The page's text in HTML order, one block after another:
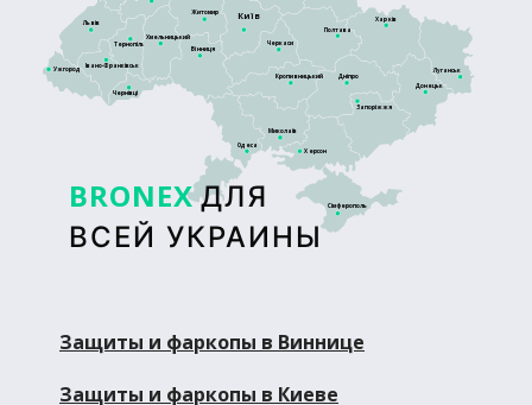
BRONEX ДЛЯ
ВСЕЙ УКРАИНЫ
Сімферополь
Київ
Житомир
Тернопіль
Львів
Дніпро
Кропивницький
Харків
Полтава
Черкаси
Запоріжжя
Херсон
Донецьк
Луганськ
Ужгород
Чернівці
Вінниця
Хмельницький
Івано-Франківськ
Миколаїв
Одеса
Защиты и фаркопы в Виннице
Защиты и фаркопы в Киеве